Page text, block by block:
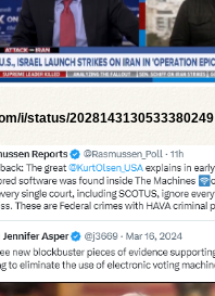
i/status/2028143130533380249